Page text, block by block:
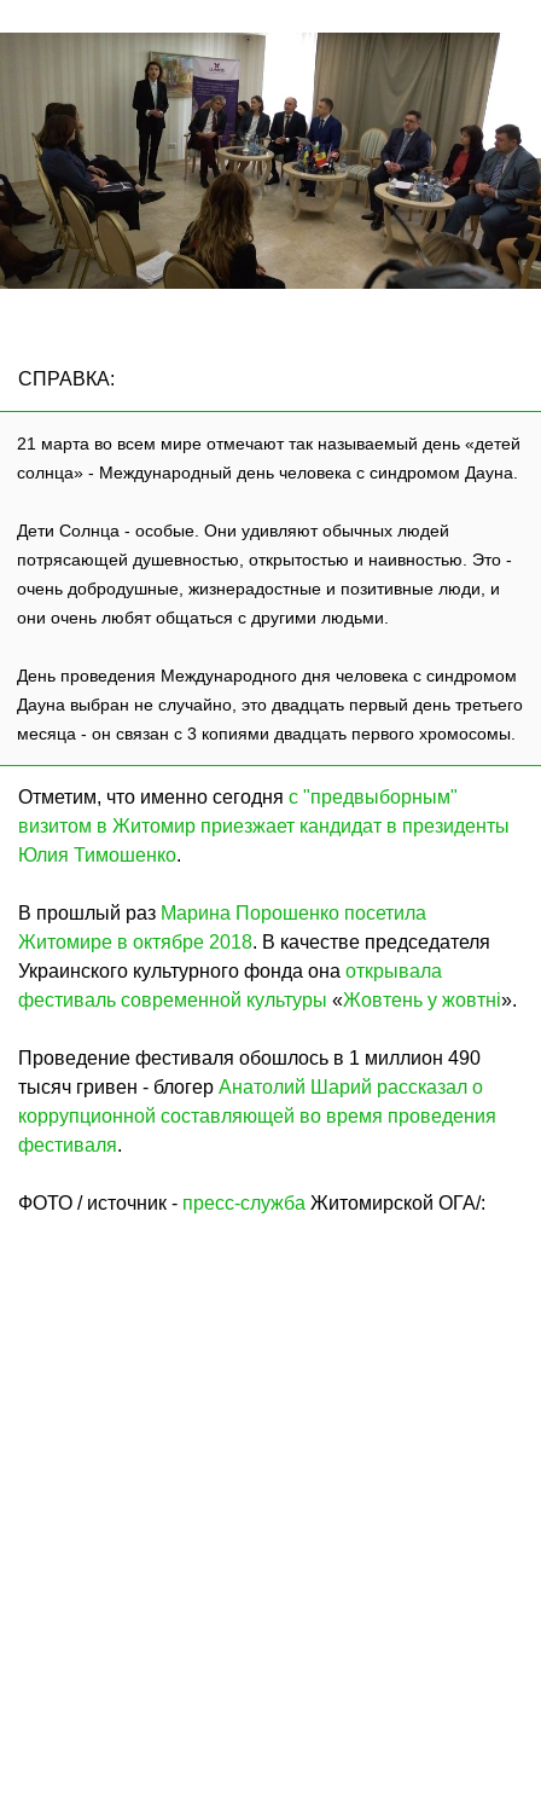
СПРАВКА:
21 марта во всем мире отмечают так называемый день «детей
солнца» - Международный день человека с синдромом Дауна.
Дети Солнца - особые. Они удивляют обычных людей
потрясающей душевностью, открытостью и наивностью. Это -
очень добродушные, жизнерадостные и позитивные люди, и
они очень любят общаться с другими людьми.
День проведения Международного дня человека с синдромом
Дауна выбран не случайно, это двадцать первый день третьего
месяца - он связан с 3 копиями двадцать первого хромосомы.
Отметим, что именно сегодня с "предвыборным"
визитом в Житомир приезжает кандидат в президенты
Юлия Тимошенко.
В прошлый раз Марина Порошенко посетила
Житомире в октябре 2018. В качестве председателя
Украинского культурного фонда она открывала
фестиваль современной культуры «Жовтень у жовтні».
Проведение фестиваля обошлось в 1 миллион 490
тысяч гривен - блогер Анатолий Шарий рассказал о
коррупционной составляющей во время проведения
фестиваля.
ФОТО / источник - пресс-служба Житомирской ОГА/: